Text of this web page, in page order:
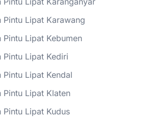
Pintu Lipat Karawang
Pintu Lipat Kebumen
Pintu Lipat Kediri
Pintu Lipat Kendal
Pintu Lipat Klaten
Pintu Lipat Kudus